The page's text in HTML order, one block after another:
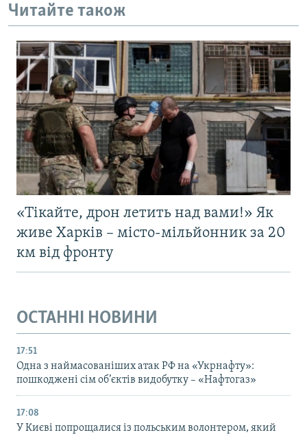
Читайте також
«Тікайте, дрон летить над вами!» Як
живе Харків – місто-мільйонник за 20
км від фронту
ОСТАННІ НОВИНИ
17:51
Одна з наймасованіших атак РФ на «Укрнафту»:
пошкоджені сім об’єктів видобутку – «Нафтогаз»
17:08
У Києві попрощалися із польським волонтером, який